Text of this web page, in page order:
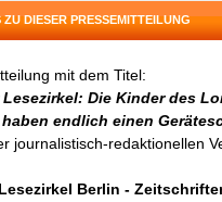
ZU DIESER PRESSEMITTEILUNG
mit dem Titel:
Lesezirkel: Die Kinder des
endlich einen
journalistisch-redaktionellen
Berlin -